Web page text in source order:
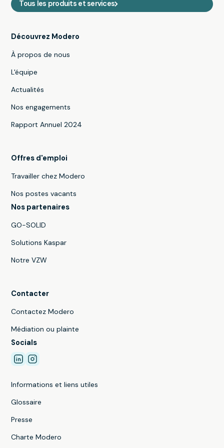
Tous les produits et services
Découvrez Modero
À propos de nous
L'équipe
Actualités
Nos engagements
Rapport Annuel 2024
Offres d'emploi
Travailler chez Modero
Nos postes vacants
Nos partenaires
GO-SOLID
Solutions Kaspar
Notre VZW
Contacter
Contactez Modero
Médiation ou plainte
Socials
Informations et liens utiles
Glossaire
Presse
Charte Modero